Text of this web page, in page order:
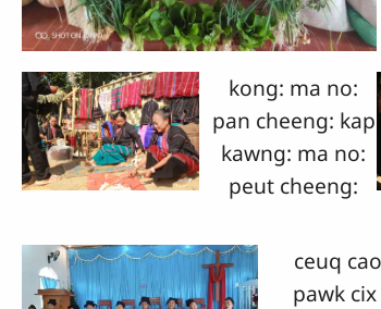
kong: ma no:
pan cheeng: kap
kawng: ma no:
peut cheeng:
ceuq
pawk